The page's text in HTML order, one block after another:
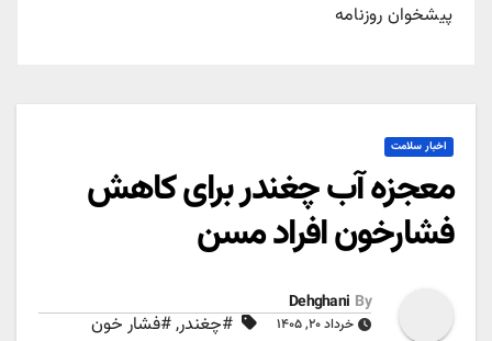
پیشخوان روزنامه
اخبار سلامت
معجزه آب چغندر برای کاهش
فشارخون افراد مسن
By
Dehghani
خرداد ۲۰, ۱۴۰۵ #چغندر,#فشار خون